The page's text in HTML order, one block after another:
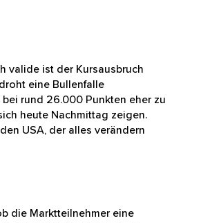
valide ist der
25.900 Punkten droht eine
der DAX sei bei rund 26.000
DAX glauben, wird sich heute
aus den
ob die Marktteilnehmer eine